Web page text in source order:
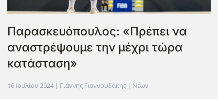
Παρασκευόπουλος: «Πρέπει να
αναστρέψουμε την μέχρι τώρα
κατάσταση»
16 Ιουλίου 2024 | Γιάννης Γιαννουδάκης | Νέων